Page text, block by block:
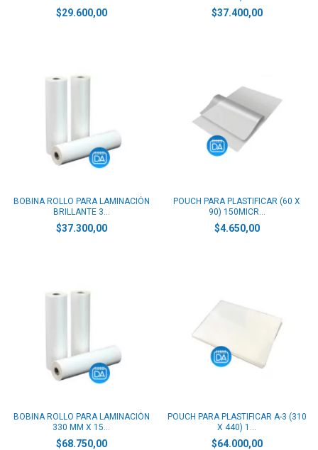
$29.600,00 $37.400,00
BOBINA ROLLO PARA LAMINACIÓN
BRILLANTE 3...
$37.300,00
POUCH PARA PLASTIFICAR (60 X
90) 150MICR...
$4.650,00
BOBINA ROLLO PARA LAMINACIÓN
330 MM X 15...
$68.750,00
POUCH PARA PLASTIFICAR A-3 (310
X 440) 1...
$64.000,00